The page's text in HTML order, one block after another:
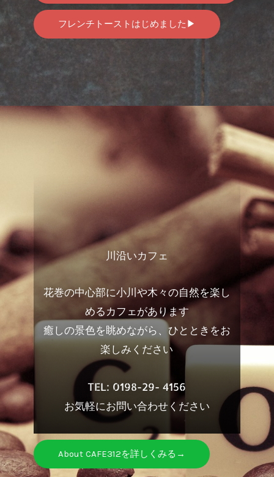
フレンチトーストはじめました▶
川沿いカフェ
花巻の中心部に小川や木々の自然を楽し
めるカフェがあります
癒しの景色を眺めながら、ひとときをお
楽しみください
TEL: 0198-29- 4156
お気軽にお問い合わせください
About CAFE312を詳しくみる→